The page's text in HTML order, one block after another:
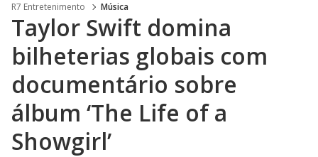
R7 Entretenimento Música
Taylor Swift domina
bilheterias globais com
documentário sobre
álbum ‘The Life of a
Showgirl’